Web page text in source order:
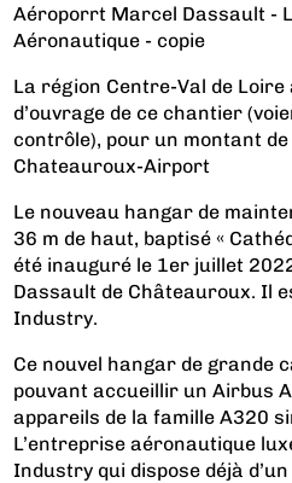
Aéroporrt Marcel Dassault -
Aéronautique - copie
La région Centre-Val de
d’ouvrage de ce chantier
contrôle), pour un montant
Chateauroux-Airport
Le nouveau hangar de
36 m de haut, baptisé «
été inauguré le 1er juillet
Dassault de Châteauroux. Il
Industry.
Ce nouvel hangar de grande
pouvant accueillir un Airbus
appareils de la famille A320
L’entreprise aéronautique
Industry qui dispose déjà